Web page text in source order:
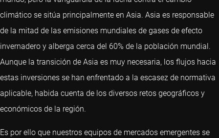
climático se sitúa principalmente en Asia. Asia es responsable
de la mitad de las emisiones mundiales de gases de efecto
invernadero y alberga cerca del 60% de la población mundial.
Aunque la transición de Asia es muy necesaria, los flujos hacia
estas inversiones se han enfrentado a la escasez de normativa
aplicable, habida cuenta de los diversos retos geográficos y
económicos de la región.
Es por ello que nuestros equipos de mercados emergentes se